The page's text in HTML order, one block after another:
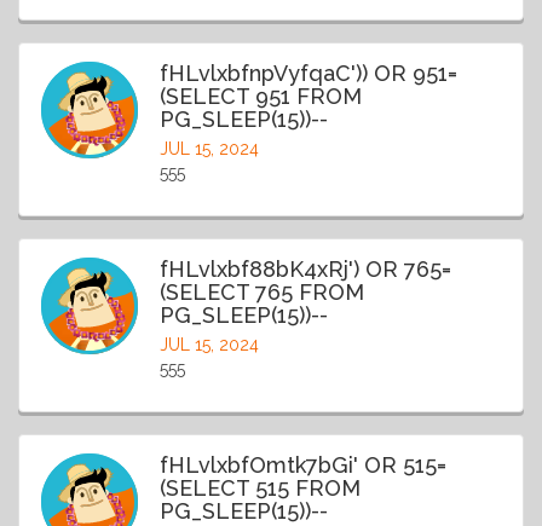
fHLvlxbfnpVyfqaC')) OR 951=
(SELECT 951 FROM
PG_SLEEP(15))--
JUL 15, 2024
555
fHLvlxbf88bK4xRj') OR 765=
(SELECT 765 FROM
PG_SLEEP(15))--
JUL 15, 2024
555
fHLvlxbfOmtk7bGi' OR 515=
(SELECT 515 FROM
PG_SLEEP(15))--